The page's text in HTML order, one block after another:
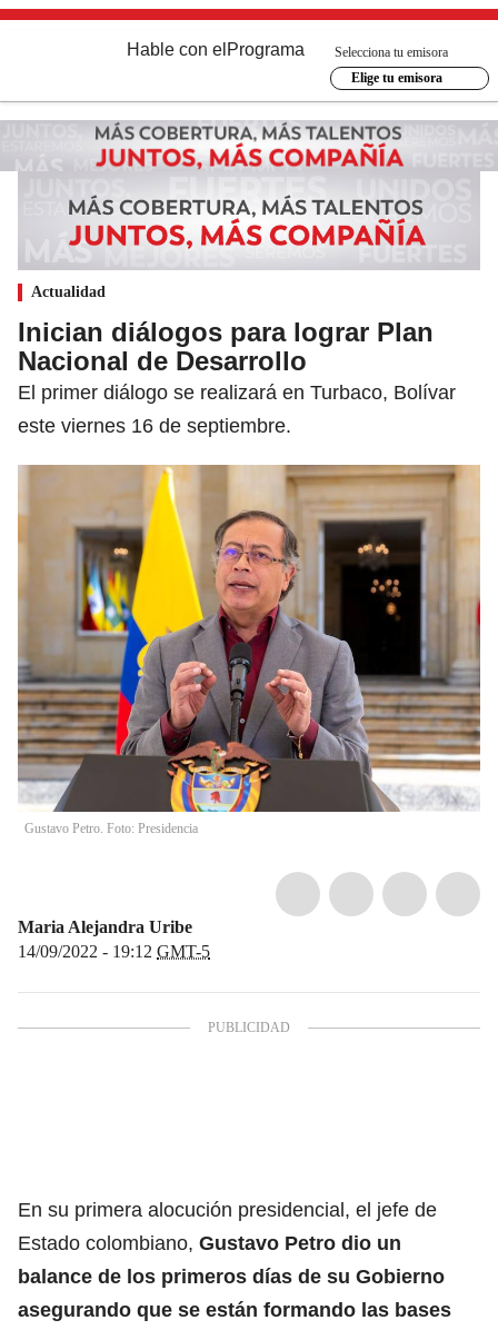
Hable con el Programa
Selecciona tu emisora
Elige tu emisora
Actualidad
Inician diálogos para lograr Plan
Nacional de Desarrollo
El primer diálogo se realizará en Turbaco, Bolívar
este viernes 16 de septiembre.
Gustavo Petro. Foto: Presidencia
Maria Alejandra Uribe
14/09/2022 - 19:12 GMT-5
En su primera alocución presidencial, el jefe de
Estado colombiano, Gustavo Petro dio un
balance de los primeros días de su Gobierno
asegurando que se están formando las bases